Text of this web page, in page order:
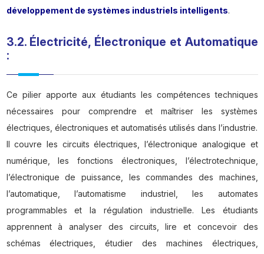
développement de systèmes industriels intelligents.
3.2. Électricité, Électronique et Automatique
:
Ce pilier apporte aux étudiants les compétences techniques
nécessaires pour comprendre et maîtriser les systèmes
électriques, électroniques et automatisés utilisés dans l’industrie.
Il couvre les circuits électriques, l’électronique analogique et
numérique, les fonctions électroniques, l’électrotechnique,
l’électronique de puissance, les commandes des machines,
l’automatique, l’automatisme industriel, les automates
programmables et la régulation industrielle. Les étudiants
apprennent à analyser des circuits, lire et concevoir des
schémas électriques, étudier des machines électriques,